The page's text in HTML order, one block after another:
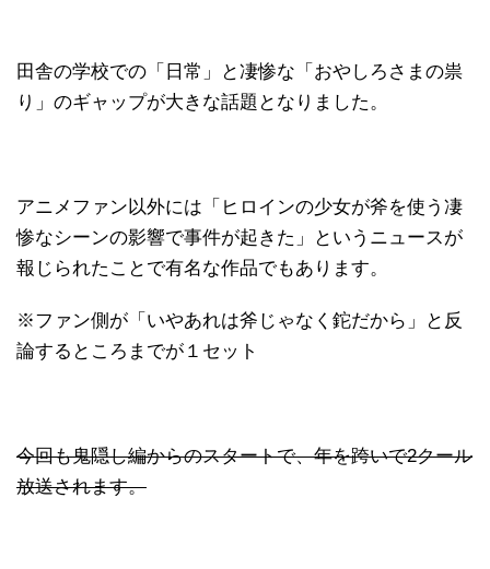
田舎の学校での「日常」と凄惨な「おやしろさまの祟
り」のギャップが大きな話題となりました。
アニメファン以外には「ヒロインの少女が斧を使う凄
惨なシーンの影響で事件が起きた」というニュースが
報じられたことで有名な作品でもあります。
※ファン側が「いやあれは斧じゃなく鉈だから」と反
論するところまでが１セット
今回も鬼隠し編からのスタートで、年を跨いで2クール
放送されます。